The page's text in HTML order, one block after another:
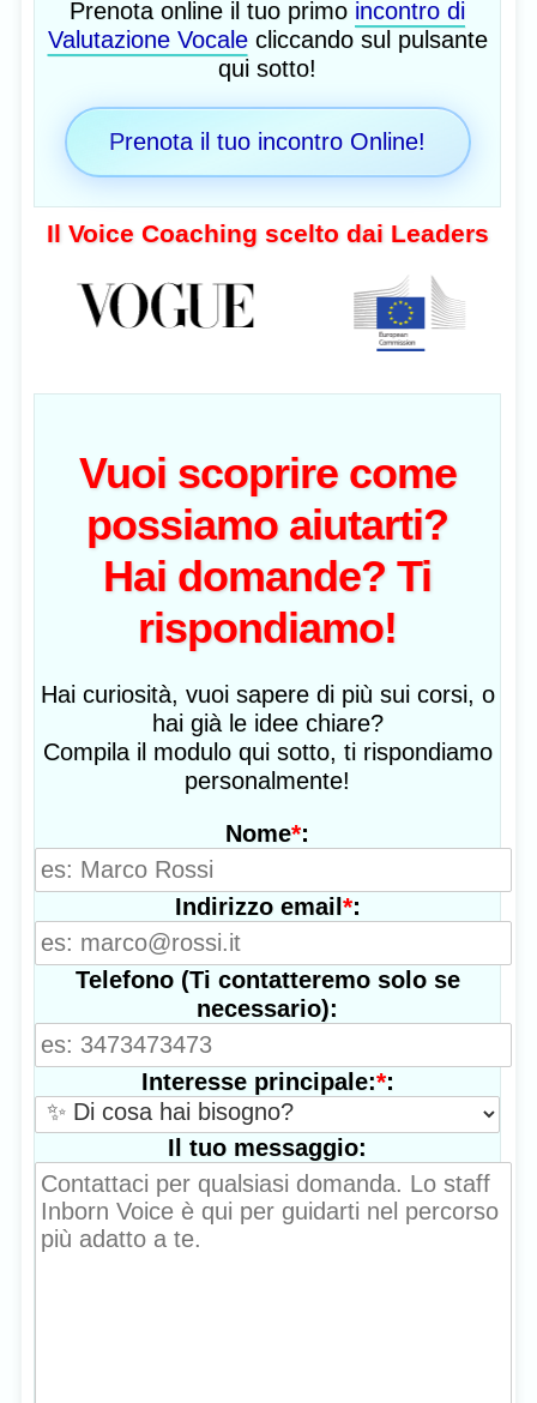
Prenota online il tuo primo incontro di
Valutazione Vocalecliccando sul pulsante
qui sotto!
Prenota il tuo incontro Online!
Il Voice Coaching scelto dai Leaders
Vuoi scoprire come
possiamo aiutarti?
Hai domande? Ti
rispondiamo!
Hai curiosità, vuoi sapere di più sui corsi, o
hai già le idee chiare?
Compila il modulo qui sotto, ti rispondiamo
personalmente!
Nome*:
Indirizzo email *:
Telefono (Ti contatteremo solo se
necessario):
Interesse principale:*:
Il tuo messaggio: